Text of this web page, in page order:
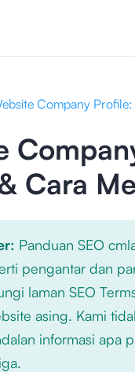
Company
Cara
Panduan SEO
pengantar dan
laman SEO
asing. Kami
informasi apa